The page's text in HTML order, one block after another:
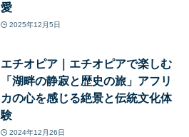
愛
2025年12月5日
エチオピア｜エチオピアで楽しむ
「湖畔の静寂と歴史の旅」アフリ
カの心を感じる絶景と伝統文化体
験
2024年12月26日